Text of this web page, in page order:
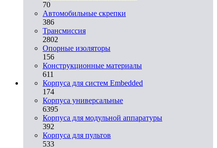
70
Автомобильные скрепки
386
Трансмиссия
2802
Опорные изоляторы
156
Конструкционные материалы
611
Корпуса для систем Embedded
174
Корпуса универсальные
6395
Корпуса для модульной аппаратуры
392
Корпуса для пультов
533